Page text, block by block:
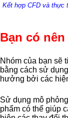
Kết hợp CFD và thực
Bạn có
Nhóm của bạn sẽ
bằng cách sử
hưởng bởi các
Sử dụng mô
phẩm có thể giúp